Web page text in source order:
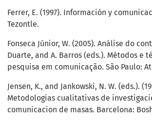
Ferrer, E. (1997). Información y
Tezontle.
Fonseca Júnior, W. (2005). Análise do
Duarte, and A. Barros (eds.). Métodos e
pesquisa em comunicação. São Paulo:
Jensen, K., and Jankowski, N. W. (eds.).
Metodologias cualitativas de
comunicacion de masas. Barcelona: